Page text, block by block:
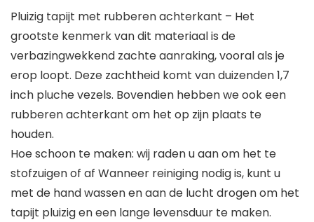
Pluizig tapijt met rubberen achterkant – Het
grootste kenmerk van dit materiaal is de
verbazingwekkend zachte aanraking, vooral als je
erop loopt. Deze zachtheid komt van duizenden 1,7
inch pluche vezels. Bovendien hebben we ook een
rubberen achterkant om het op zijn plaats te
houden.
Hoe schoon te maken: wij raden u aan om het te
stofzuigen of af Wanneer reiniging nodig is, kunt u
met de hand wassen en aan de lucht drogen om het
tapijt pluizig en een lange levensduur te maken.